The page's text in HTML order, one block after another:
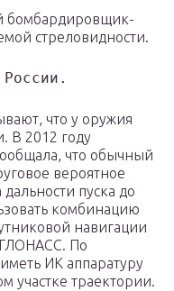
бомбардировщик-
стреловидности.
что у оружия
В 2012 году
что обычный
вероятное
пуска до
комбинацию
навигации
ГЛОНАСС. По
ИК аппаратуру
участке траектории.